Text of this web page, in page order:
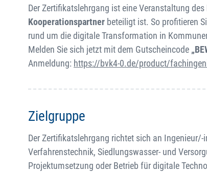
Der Zertifikatslehrgang ist eine Veranstaltung des
Kooperationspartner beteiligt ist. So profitieren
rund um die digitale Transformation in
Melden Sie sich jetzt mit dem Gutscheincode
Anmeldung: https://bvk4-0.de/product/
Zielgruppe
Der Zertifikatslehrgang richtet sich an
Verfahrenstechnik, Siedlungswasser- und
Projektumsetzung oder Betrieb für digitale